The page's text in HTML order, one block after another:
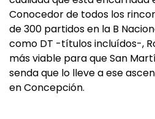
Conocedor de todos los
de 300 partidos en la B
como DT -títulos incluídos-,
más viable para que San
senda que lo lleve a ese
en Concepción.